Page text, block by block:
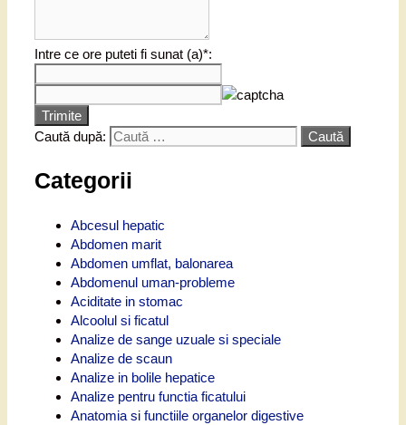
Intre ce ore puteti fi sunat (a)*:
Trimite
Caută după:
Categorii
Abcesul hepatic
Abdomen marit
Abdomen umflat, balonarea
Abdomenul uman-probleme
Aciditate in stomac
Alcoolul si ficatul
Analize de sange uzuale si speciale
Analize de scaun
Analize in bolile hepatice
Analize pentru functia ficatului
Anatomia si functiile organelor digestive